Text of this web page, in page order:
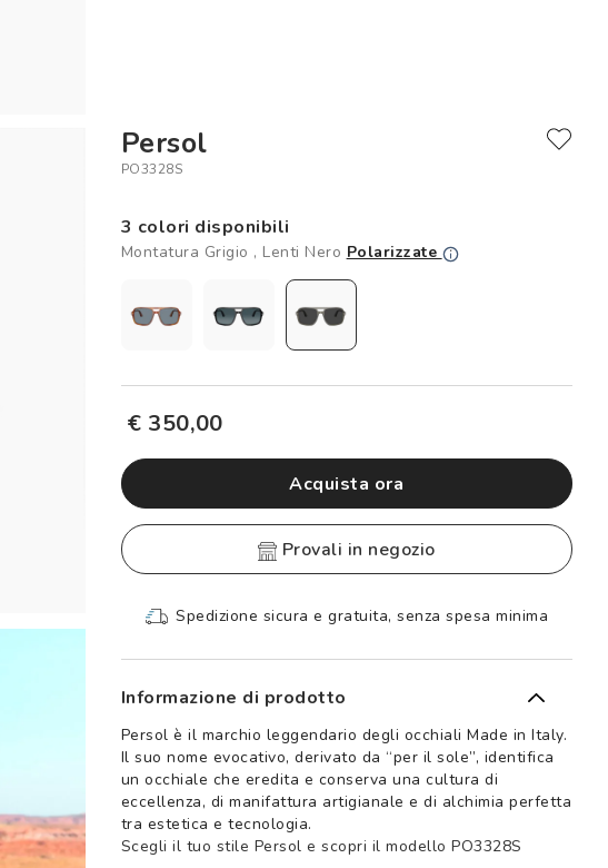
Persol
PO3328S
3 colori disponibili
Montatura Grigio , Lenti Nero Polarizzate
€ 350,00
Acquista ora
provali in negozio
Spedizione sicura e gratuita, senza spesa minima
Informazione di prodotto
Persol è il marchio leggendario degli occhiali Made in Italy.
Il suo nome evocativo, derivato da “per il sole”, identifica
un occhiale che eredita e conserva una cultura di
eccellenza, di manifattura artigianale e di alchimia perfetta
tra estetica e tecnologia.
Scegli il tuo stile Persol e scopri il modello PO3328S